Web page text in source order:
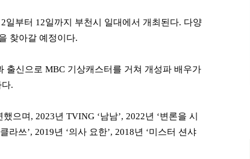
일부터 12일까지 부천시 일대에서 개최된다. 다양
찾아갈 예정이다.
출신으로 MBC 기상캐스터를 거쳐 개성파 배우가
.
으며, 2023년 TVING ‘남남’, 2022년 ‘변론을 시
라쓰’, 2019년 ‘의사 요한’, 2018년 ‘미스터 션샤